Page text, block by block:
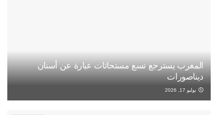
المغرب يسترجع تسع مستحاثات عبارة عن أسنان
ديناصورات
يوليو 17, 2026